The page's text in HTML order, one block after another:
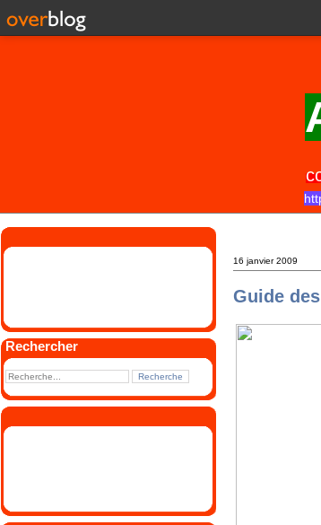
Rechercher
16 janvier 2009
Guide